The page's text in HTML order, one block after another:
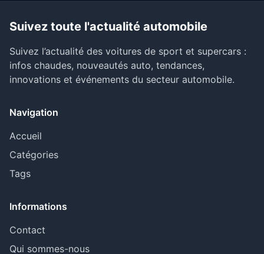
Suivez toute l'actualité automobile
Suivez l’actualité des voitures de sport et supercars :
infos chaudes, nouveautés auto, tendances,
innovations et événements du secteur automobile.
Navigation
Accueil
Catégories
Tags
Informations
Contact
Qui sommes-nous